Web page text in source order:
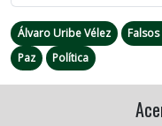
Álvaro Uribe Vélez
Paz
Política